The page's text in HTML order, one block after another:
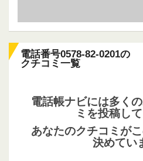
電話番号0578-82-0201の
クチコミ一覧
電話帳ナビには多く
ミを投稿して
あなたのクチコミが
決めてい